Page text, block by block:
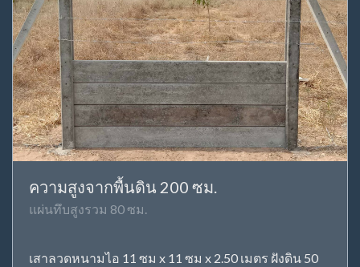
ความสูงจากพื้นดิน 200 ซม.
แผ่นทึบสูงรวม 80 ซม.
เสาลวดหนามไอ 11 ซม x 11 ซม x 2.50 เมตร ฝังดิน 50